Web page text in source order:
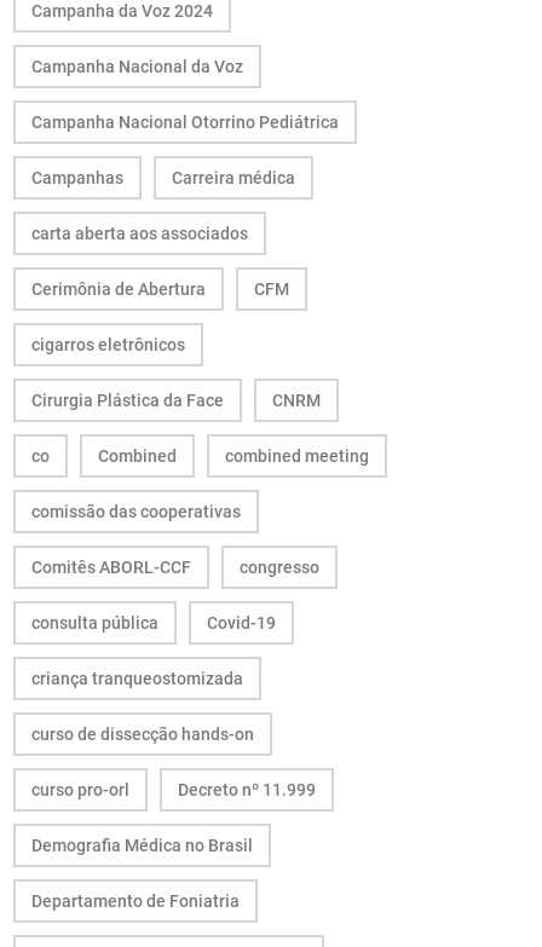
Campanha da Voz 2024
Campanha Nacional da Voz
Campanha Nacional Otorrino Pediátrica
Campanhas Carreira médica
carta aberta aos associados
Cerimônia de Abertura CFM
cigarros eletrônicos
Cirurgia Plástica da Face CNRM
co Combined combined meeting
comissão das cooperativas
Comitês ABORL-CCF congresso
consulta pública Covid-19
criança tranqueostomizada
curso de dissecção hands-on
curso pro-orl Decreto nº 11.999
Demografia Médica no Brasil
Departamento de Foniatria